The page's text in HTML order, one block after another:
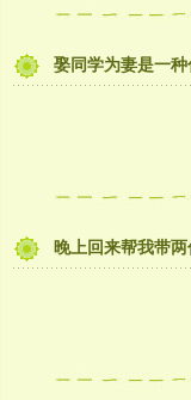
娶同学为妻是一
晚上回来帮我带